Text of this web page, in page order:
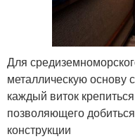
Для
металлическую основу
каждый виток
позволяющего
конструкции